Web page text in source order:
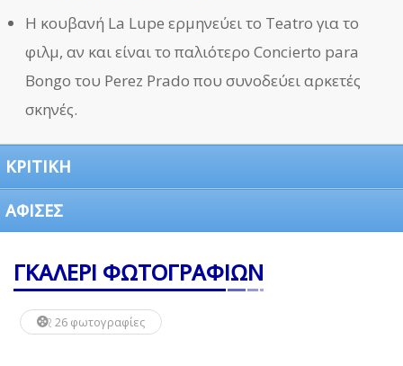
Η κουβανή La Lupe ερμηνεύει το Teatro για το
φιλμ, αν και είναι το παλιότερο Concierto para
Bongo του Perez Prado που συνοδεύει αρκετές
σκηνές.
ΚΡΙΤΙΚΗ
ΑΦΙΣΕΣ
ΓΚΑΛΕΡΙ ΦΩΤΟΓΡΑΦΙΩΝ
26 φωτογραφίες